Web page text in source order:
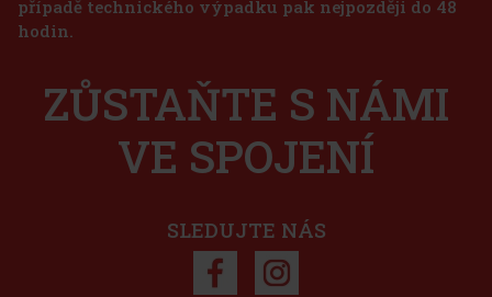
plný profil s tóny cedru, ořechů a náznakem pří
Cinco de Cinco Sampler - 4 ks
1 125 Kč
Do košíku
Sleva: 50%
případě technického výpadku pak nejpozději do 48
hodin.
ZŮSTAŇTE S NÁMI
VE SPOJENÍ
SLEDUJTE NÁS